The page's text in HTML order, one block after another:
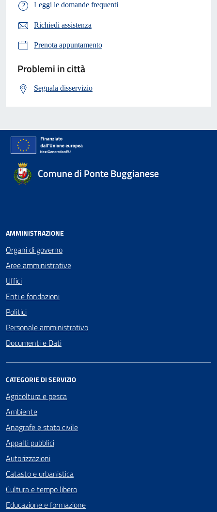
Leggi le domande frequenti
Richiedi assistenza
Prenota appuntamento
Problemi in città
Segnala disservizio
Comune di Ponte Buggianese
AMMINISTRAZIONE
Organi di governo
Aree amministrative
Uffici
Enti e fondazioni
Politici
Personale amministrativo
Documenti e Dati
CATEGORIE DI SERVIZIO
Agricoltura e pesca
Ambiente
Anagrafe e stato civile
Appalti pubblici
Autorizzazioni
Catasto e urbanistica
Cultura e tempo libero
Educazione e formazione